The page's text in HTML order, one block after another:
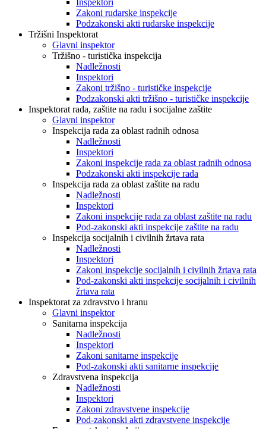
Inspektori
Zakoni rudarske inspekcije
Podzakonski akti rudarske inspekcije
Tržišni Inspektorat
Glavni inspektor
Tržišno - turistička inspekcija
Nadležnosti
Inspektori
Zakoni tržišno - turističke inspekcije
Podzakonski akti tržišno - turističke inspekcije
Inspektorat rada, zaštite na radu i socijalne zaštite
Glavni inspektor
Inspekcija rada za oblast radnih odnosa
Nadležnosti
Inspektori
Zakoni inspekcije rada za oblast radnih odnosa
Podzakonski akti inspekcije rada
Inspekcija rada za oblast zaštite na radu
Nadležnosti
Inspektori
Zakoni inspekcije rada za oblast zaštite na radu
Pod-zakonski akti inspekcije zaštite na radu
Inspekcija socijalnih i civilnih žrtava rata
Nadležnosti
Inspektori
Zakoni inspekcije socijalnih i civilnih žrtava rata
Pod-zakonski akti inspekcije socijalnih i civilnih
žrtava rata
Inspektorat za zdravstvo i hranu
Glavni inspektor
Sanitarna inspekcija
Nadležnosti
Inspektori
Zakoni sanitarne inspekcije
Pod-zakonski akti sanitarne inspekcije
Zdravstvena inspekcija
Nadležnosti
Inspektori
Zakoni zdravstvene inspekcije
Pod-zakonski akti zdravstvene inspekcije